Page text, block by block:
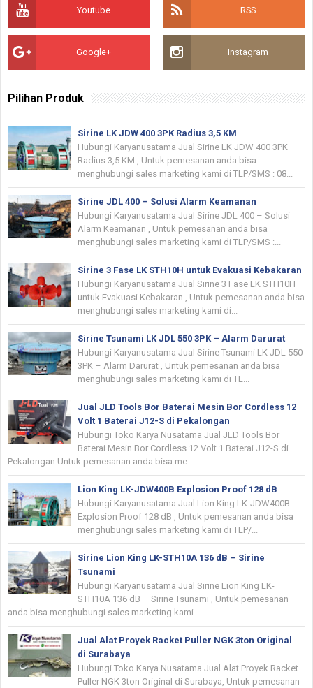
Youtube RSS
Google+ Instagram
Pilihan Produk
Sirine LK JDW 400 3PK Radius 3,5 KM
Hubungi Karyanusatama Jual Sirine LK JDW 400 3PK
Radius 3,5 KM , Untuk pemesanan anda bisa
menghubungi sales marketing kami di TLP/SMS : 08...
Sirine JDL 400 – Solusi Alarm Keamanan
Hubungi Karyanusatama Jual Sirine JDL 400 – Solusi
Alarm Keamanan , Untuk pemesanan anda bisa
menghubungi sales marketing kami di TLP/SMS :...
Sirine 3 Fase LK STH10H untuk Evakuasi Kebakaran
Hubungi Karyanusatama Jual Sirine 3 Fase LK STH10H
untuk Evakuasi Kebakaran , Untuk pemesanan anda bisa
menghubungi sales marketing kami di...
Sirine Tsunami LK JDL 550 3PK – Alarm Darurat
Hubungi Karyanusatama Jual Sirine Tsunami LK JDL 550
3PK – Alarm Darurat , Untuk pemesanan anda bisa
menghubungi sales marketing kami di TL...
Jual JLD Tools Bor Baterai Mesin Bor Cordless 12
Volt 1 Baterai J12-S di Pekalongan
Hubungi Toko Karya Nusatama Jual JLD Tools Bor
Baterai Mesin Bor Cordless 12 Volt 1 Baterai J12-S di
Pekalongan Untuk pemesanan anda bisa me...
Lion King LK-JDW400B Explosion Proof 128 dB
Hubungi Karyanusatama Jual Lion King LK-JDW400B
Explosion Proof 128 dB , Untuk pemesanan anda bisa
menghubungi sales marketing kami di TLP/...
Sirine Lion King LK-STH10A 136 dB – Sirine
Tsunami
Hubungi Karyanusatama Jual Sirine Lion King LK-
STH10A 136 dB – Sirine Tsunami , Untuk pemesanan
anda bisa menghubungi sales marketing kami ...
Jual Alat Proyek Racket Puller NGK 3ton Original
di Surabaya
Hubungi Toko Karya Nusatama Jual Alat Proyek Racket
Puller NGK 3ton Original di Surabaya, Untuk pemesanan